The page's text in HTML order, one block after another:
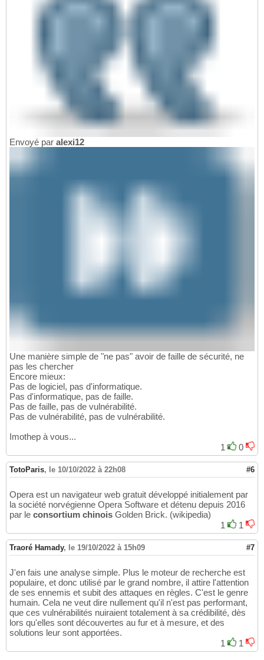
Envoyé par alexi12
Une manière simple de "ne pas" avoir de faille de sécurité, ne
pas les chercher
Encore mieux:
Pas de logiciel, pas d'informatique.
Pas d'informatique, pas de faille.
Pas de faille, pas de vulnérabilité.
Pas de vulnérabilité, pas de vulnérabilité.
Imothep à vous...
1
0
TotoParis, le 10/10/2022 à 22h08 #6
Opera est un navigateur web gratuit développé initialement par
la société norvégienne Opera Software et détenu depuis 2016
par le consortium chinois Golden Brick. (wikipedia)
1
1
Traoré Hamady, le 19/10/2022 à 15h09 #7
J'en fais une analyse simple. Plus le moteur de recherche est
populaire, et donc utilisé par le grand nombre, il attire l'attention
de ses ennemis et subit des attaques en règles. C'est le genre
humain. Cela ne veut dire nullement qu'il n'est pas performant,
que ces vulnérabilités nuiraient totalement à sa crédibilité, dès
lors qu'elles sont découvertes au fur et à mesure, et des
solutions leur sont apportées.
1
1